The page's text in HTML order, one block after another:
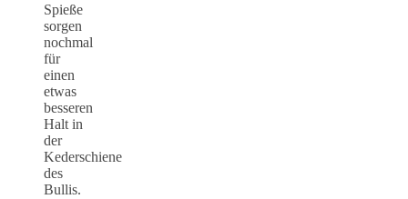
Spieße
sorgen
nochmal
für
einen
etwas
besseren
Halt in
der
Kederschiene
des
Bullis.